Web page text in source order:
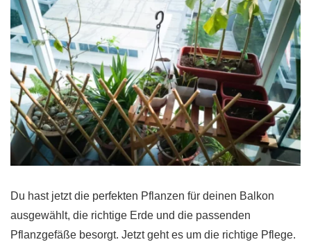
Du hast jetzt die perfekten Pflanzen für deinen Balkon
ausgewählt, die richtige Erde und die passenden
Pflanzgefäße besorgt. Jetzt geht es um die richtige Pflege.